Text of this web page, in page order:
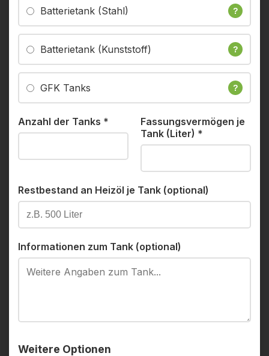
Batterietank (Stahl) ?
Batterietank (Kunststoff) ?
GFK Tanks ?
Anzahl der Tanks *
Fassungsvermögen je
Tank (Liter) *
Restbestand an Heizöl je Tank (optional)
Informationen zum Tank (optional)
Weitere Optionen